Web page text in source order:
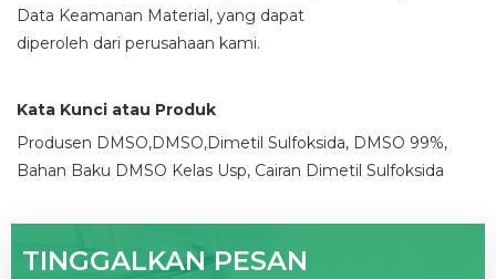
Data Keamanan Material, yang dapat
diperoleh dari perusahaan kami.
Kata Kunci atau Produk
Produsen DMSO,DMSO,Dimetil Sulfoksida, DMSO 99%,
Bahan Baku DMSO Kelas Usp, Cairan Dimetil Sulfoksida
TINGGALKAN PESAN